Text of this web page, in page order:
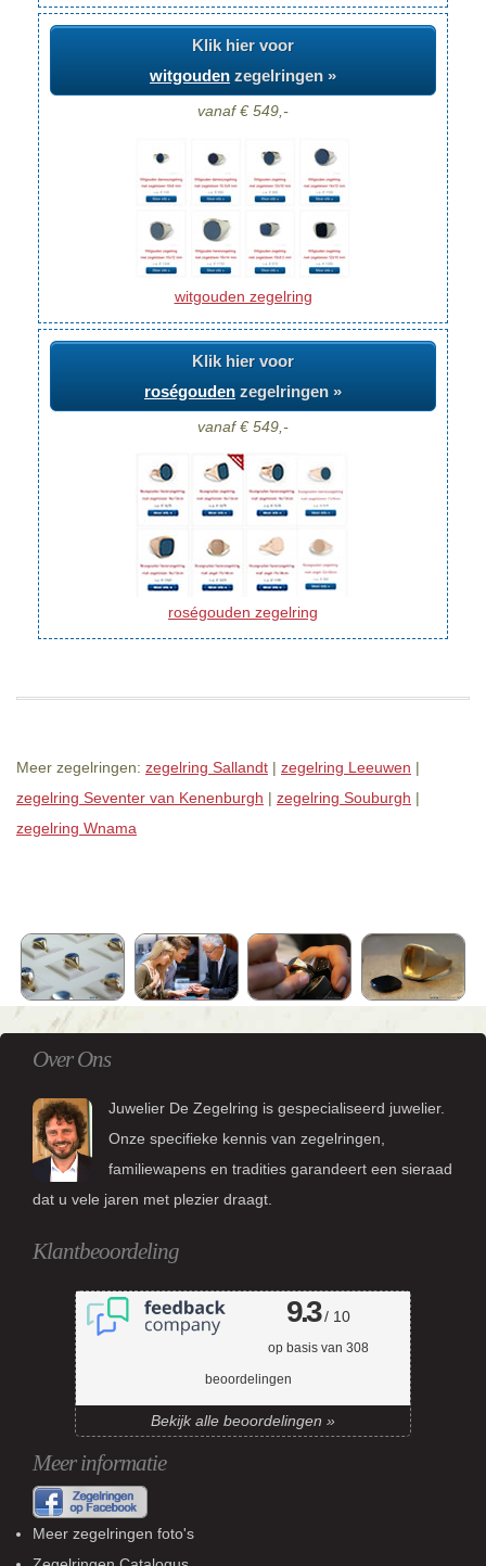
Klik hier voor
witgouden zegelringen »
vanaf € 549,-
witgouden zegelring
Klik hier voor
roségouden zegelringen »
vanaf € 549,-
roségouden zegelring
Meer zegelringen: zegelring Sallandt | zegelring Leeuwen |
zegelring Seventer van Kenenburgh | zegelring Souburgh |
zegelring Wnama
Over Ons
Juwelier De Zegelring is gespecialiseerd juwelier.
Onze specifieke kennis van zegelringen,
familiewapens en tradities garandeert een sieraad
dat u vele jaren met plezier draagt.
Klantbeoordeling
9.3/ 10
op basis van 308
beoordelingen
Bekijk alle beoordelingen »
Meer informatie
Meer zegelringen foto's